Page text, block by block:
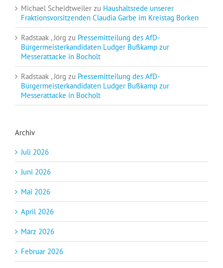
Michael Scheidtweiler zu Haushaltsrede unserer
Fraktionsvorsitzenden Claudia Garbe im Kreistag Borken
Radstaak , Jörg zu Pressemitteilung des AfD-
Bürgermeisterkandidaten Ludger Bußkamp zur
Messerattacke in Bocholt
Radstaak , Jörg zu Pressemitteilung des AfD-
Bürgermeisterkandidaten Ludger Bußkamp zur
Messerattacke in Bocholt
Archiv
Juli 2026
Juni 2026
Mai 2026
April 2026
März 2026
Februar 2026